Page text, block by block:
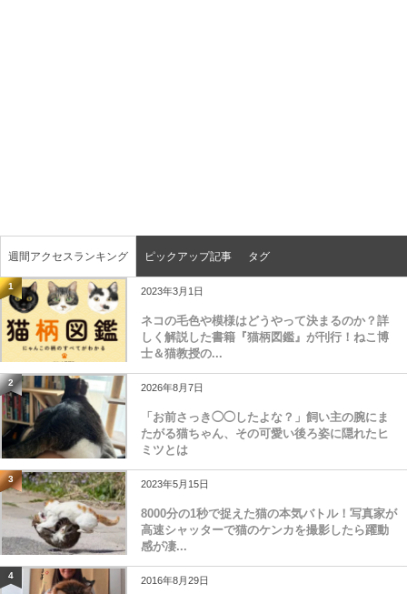
週間アクセスランキング ピックアップ記事 タグ
1 2023年3月1日
ネコの毛色や模様はどうやって決まるのか？詳
しく解説した書籍『猫柄図鑑』が刊行！ねこ博
士＆猫教授の...
2 2026年8月7日
「お前さっき◯◯したよな？」飼い主の腕にま
たがる猫ちゃん、その可愛い後ろ姿に隠れたヒ
ミツとは
3 2023年5月15日
8000分の1秒で捉えた猫の本気バトル！写真家が
高速シャッターで猫のケンカを撮影したら躍動
感が凄...
4 2016年8月29日